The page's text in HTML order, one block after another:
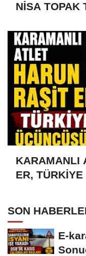
NİSA TOPAK
KARAMANLI
ER,
SON
E-